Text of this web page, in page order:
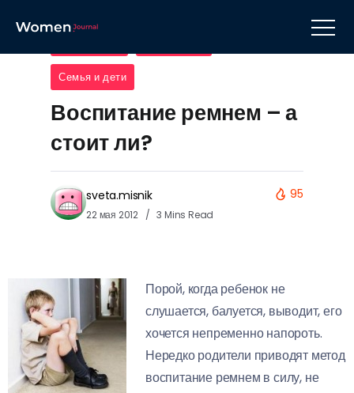
Семья и дети
Воспитание ремнем – а
стоит ли?
sveta.misnik
22 мая 2012 3 Mins Read
95
Порой, когда ребенок не
слушается, балуется, выводит, его
хочется непременно напороть.
Нередко родители приводят метод
воспитание ремнем в силу, не